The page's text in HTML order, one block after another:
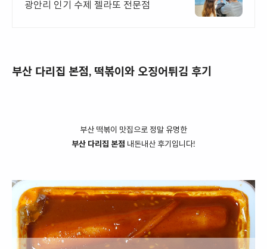
광안리 인기 수제 젤라또 전문점
부산 다리집 본점, 떡볶이와 오징어튀김 후기
부산 떡볶이 맛집으로 정말 유명한
부산 다리집 본점 내돈내산 후기입니다!